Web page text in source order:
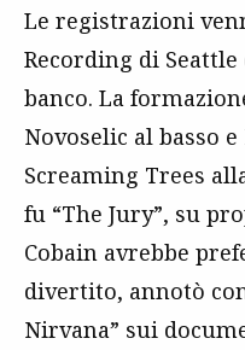
Le registrazioni
Recording di
banco. La
Novoselic al basso
Screaming Trees
fu “The Jury”, su
Cobain avrebbe
divertito, annotò
Nirvana” sui